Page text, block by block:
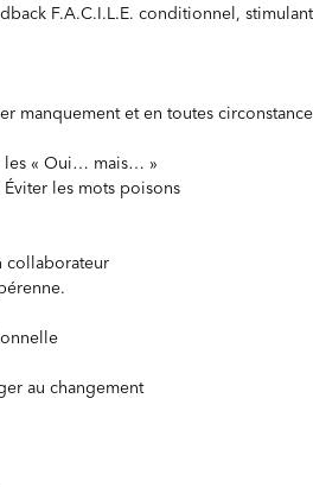
F.A.C.I.L.E. conditionnel,
manquement et en toutes
les « Oui… mais… »
les mots poisons
collaborateur
au changement